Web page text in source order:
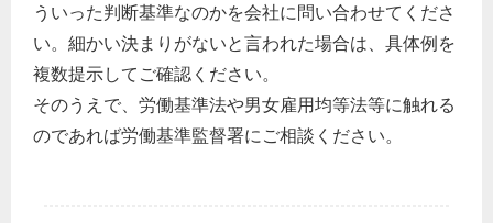
ういった判断基準なのかを会社に問い合わせてくださ
い。細かい決まりがないと言われた場合は、具体例を
複数提示してご確認ください。
そのうえで、労働基準法や男女雇用均等法等に触れる
のであれば労働基準監督署にご相談ください。